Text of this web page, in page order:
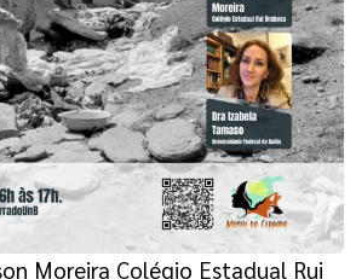
Moreira Colégio Estadual Rui